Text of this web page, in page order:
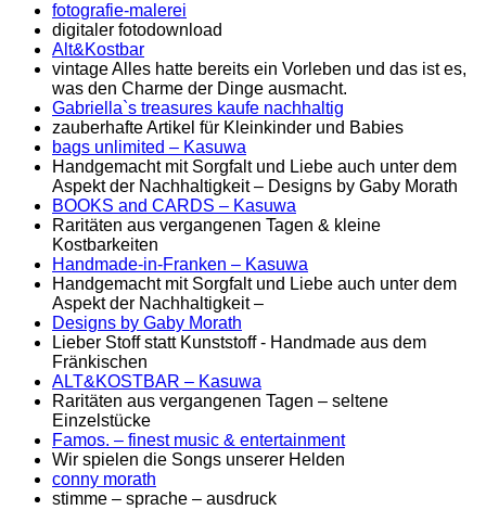
fotografie-malerei
digitaler fotodownload
Alt&Kostbar
vintage Alles hatte bereits ein Vorleben und das ist es,
was den Charme der Dinge ausmacht.
Gabriella`s treasures kaufe nachhaltig
zauberhafte Artikel für Kleinkinder und Babies
bags unlimited – Kasuwa
Handgemacht mit Sorgfalt und Liebe auch unter dem
Aspekt der Nachhaltigkeit – Designs by Gaby Morath
BOOKS and CARDS – Kasuwa
Raritäten aus vergangenen Tagen & kleine
Kostbarkeiten
Handmade-in-Franken – Kasuwa
Handgemacht mit Sorgfalt und Liebe auch unter dem
Aspekt der Nachhaltigkeit –
Designs by Gaby Morath
Lieber Stoff statt Kunststoff - Handmade aus dem
Fränkischen
ALT&KOSTBAR – Kasuwa
Raritäten aus vergangenen Tagen – seltene
Einzelstücke
Famos. – finest music & entertainment
Wir spielen die Songs unserer Helden
conny morath
stimme – sprache – ausdruck